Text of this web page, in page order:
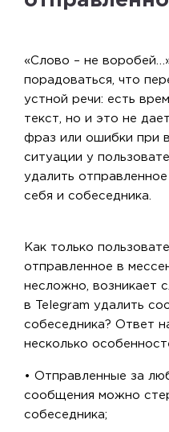
«Слово – не
порадоваться, что
устной речи: есть
текст, но и это не
фраз или ошибки при
ситуации у
удалить
себя и собеседника.
Как только
отправленное в
несложно, возникает
в Telegram удалить
собеседника? Ответ
несколько
• Отправленные за
сообщения можно
собеседника;